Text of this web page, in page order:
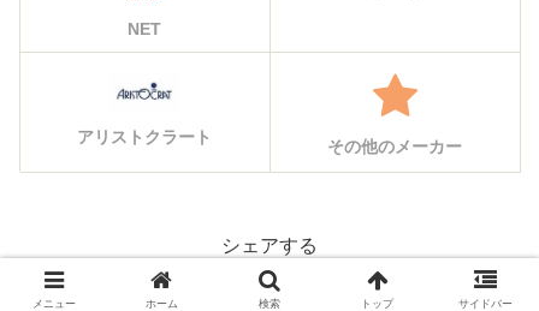
NET
アリストクラート その他のメーカー
シェアする
Facebook はてブ
メニュー ホーム 検索 トップ サイドバー